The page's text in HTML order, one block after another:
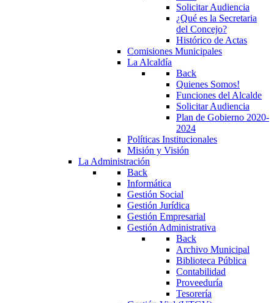
Solicitar Audiencia
¿Qué es la Secretaria
del Concejo?
Histórico de Actas
Comisiones Municipales
La Alcaldía
Back
Quienes Somos!
Funciones del Alcalde
Solicitar Audiencia
Plan de Gobierno 2020-
2024
Políticas Institucionales
Misión y Visión
La Administración
Back
Informática
Gestión Social
Gestión Jurídica
Gestión Empresarial
Gestión Administrativa
Back
Archivo Municipal
Biblioteca Pública
Contabilidad
Proveeduría
Tesorería